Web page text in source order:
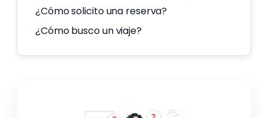
¿Cómo solicito una reserva?
¿Cómo busco un viaje?